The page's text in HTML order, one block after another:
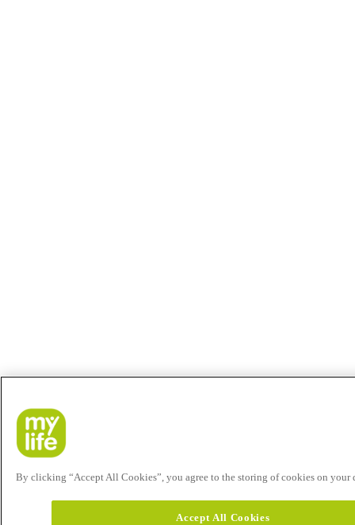
By clicking “Accept All Cookies”, you agree to the storing of cookies on your
Accept All Cookies